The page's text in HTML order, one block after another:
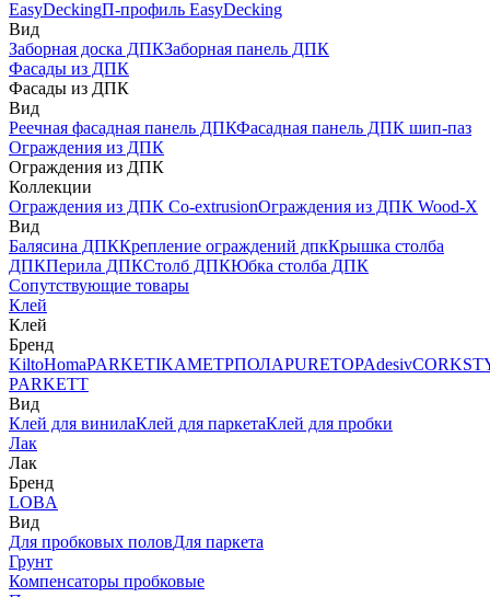
EasyDeckingП-профиль EasyDecking
Вид
Заборная доска ДПКЗаборная панель ДПК
Фасады из ДПК
Фасады из ДПК
Вид
Реечная фасадная панель ДПКФасадная панель ДПК шип-паз
Ограждения из ДПК
Ограждения из ДПК
Коллекции
Ограждения из ДПК Co-extrusionОграждения из ДПК Wood-X
Вид
Балясина ДПККрепление ограждений дпкКрышка столба
ДПКПерила ДПКСтолб ДПКЮбка столба ДПК
Сопутствующие товары
Клей
Клей
Бренд
KiltoHomaPARKETIKAМЕТРПОЛАPURETOPAdesiv
PARKETT
Вид
Клей для винилаКлей для паркетаКлей для пробки
Лак
Лак
Бренд
LOBA
Вид
Для пробковых половДля паркета
Грунт
Компенсаторы пробковые